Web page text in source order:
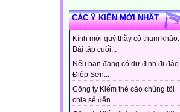
CÁC Ý KIẾN MỚI NHẤT
Kính mời quý thầy cô tham khảo.
Bài tập cuối...
Nếu bạn đang có dự định đi đảo
Điệp Sơn...
Công ty Kiếm thẻ cào chúng tôi
chia sẻ đến...